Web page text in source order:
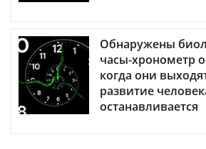
Обнаружены
часы-хронометр
когда они
развитие
останавливается